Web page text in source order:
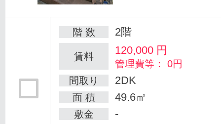
階 数 2階
賃料 120,000 円
管理費等： 0円
間取り
2DK
面 積 49.6㎡
敷金 -